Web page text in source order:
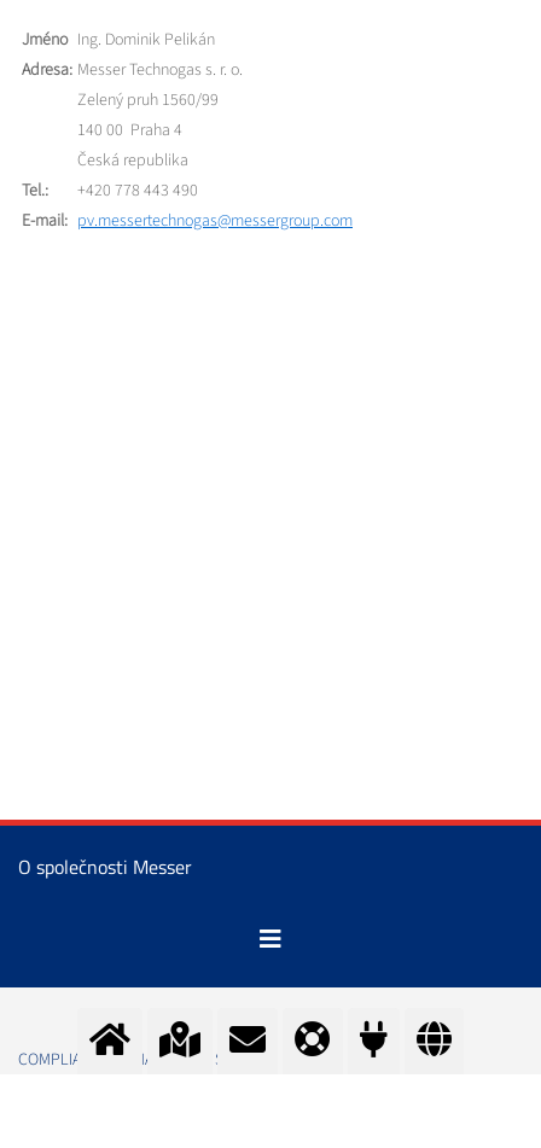
Jméno Ing. Dominik Pelikán
Adresa: Messer Technogas s. r. o.
Zelený pruh 1560/99
140 00 Praha 4
Česká republika
Tel.:
+420 778 443 490
E-mail: pv.messertechnogas@messergroup.com
O společnosti Messer
COMPLIANCE MANAGEMENT SYSTEM